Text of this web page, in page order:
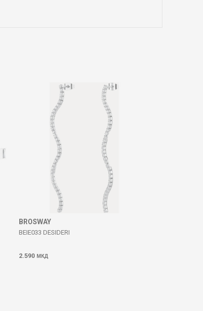
BROSWAY
BEIE033 DESIDERI
2.590 МКД